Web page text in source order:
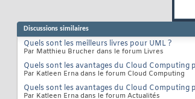
Discussions similaires
Quels sont les meilleurs livres pour UML ?
Par Matthieu Brucher dans le forum Livres
Quels sont les avantages du Cloud Computing
Par Katleen Erna dans le forum Cloud Computing
Quels sont les avantages du Cloud Computing
Par Katleen Erna dans le forum Actualités